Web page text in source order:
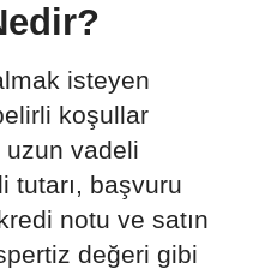
isteyen
koşullar
uzun vadeli
tutarı, başvuru
notu ve satın
değeri gibi